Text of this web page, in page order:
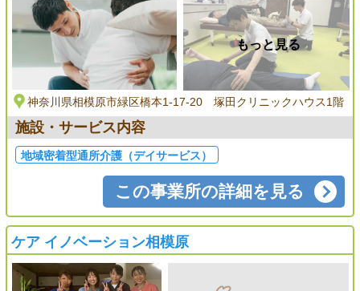
もっと見る
神奈川県相模原市緑区橋本1-17-20 塚田クリニックハウス1階
施設・サービス内容
地域密着型通所介護（デイサービス）
この事業所の詳細を見る
ケア イノベーション相模原